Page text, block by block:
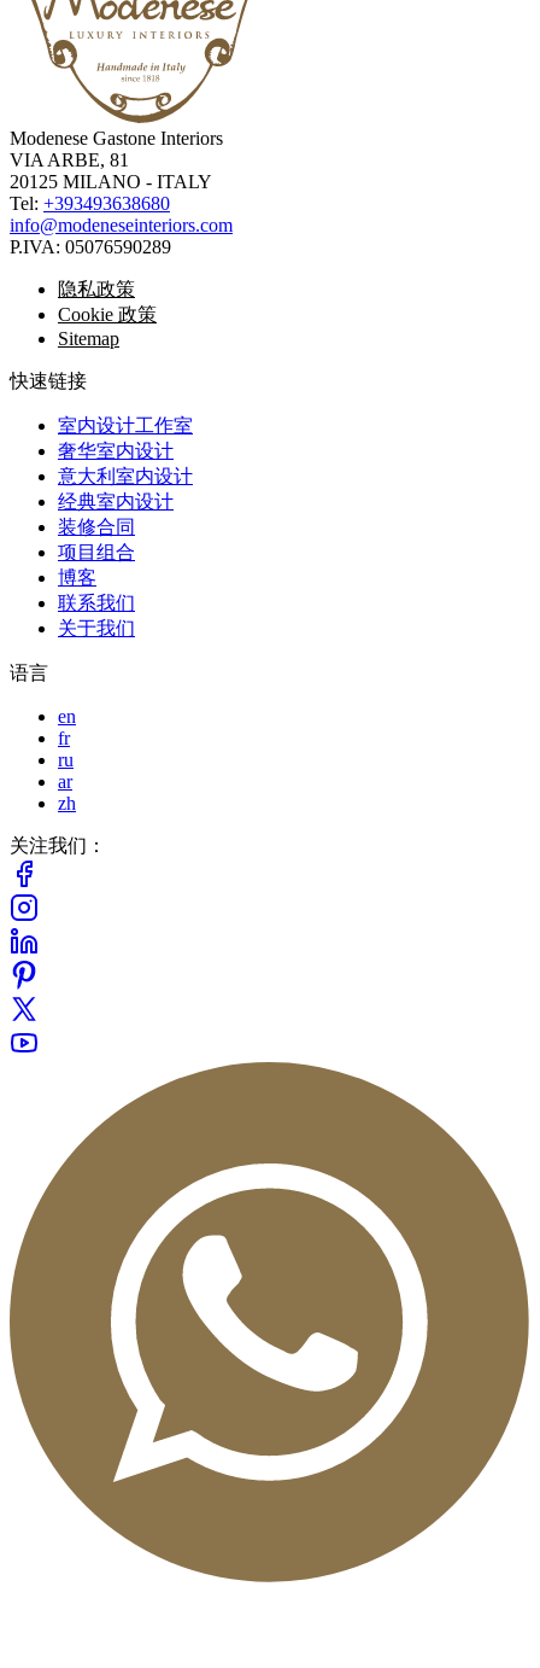
Modenese Gastone Interiors
VIA ARBE, 81
20125 MILANO - ITALY
Tel: +393493638680
info@modeneseinteriors.com
P.IVA: 05076590289
隐私政策
Cookie 政策
Sitemap
快速链接
室内设计工作室
奢华室内设计
意大利室内设计
经典室内设计
装修合同
项目组合
博客
联系我们
关于我们
语言
en
fr
ru
ar
zh
关注我们：